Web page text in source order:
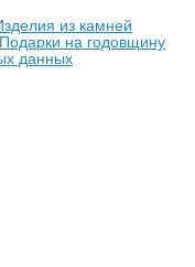
из камней
Подарки на годовщину
данных